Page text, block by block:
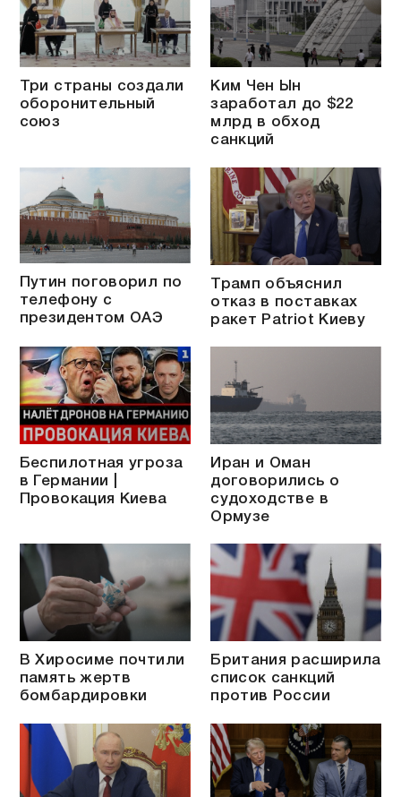
Три страны создали
оборонительный
союз
Ким Чен Ын
заработал до $22
млрд в обход
санкций
Путин поговорил по
телефону с
президентом ОАЭ
Трамп объяснил
отказ в поставках
ракет Patriot Киеву
Беспилотная угроза
в Германии |
Провокация Киева
Иран и Оман
договорились о
судоходстве в
Ормузе
В Хиросиме почтили
память жертв
бомбардировки
Британия расширила
список санкций
против России